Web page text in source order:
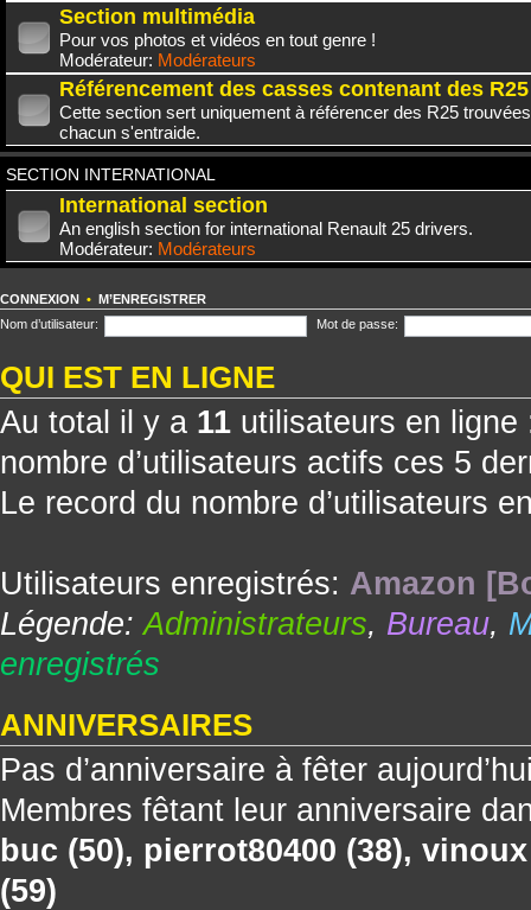
Section multimédia
Pour vos photos et vidéos en tout genre !
Modérateur: Modérateurs
Référencement des casses contenant des R25
Cette section sert uniquement à référencer des R25
chacun s'entraide.
SECTION INTERNATIONAL
International section
An english section for international Renault 25 drivers.
Modérateur: Modérateurs
CONNEXION • M’ENREGISTRER
Nom d’utilisateur:
Mot de passe:
QUI EST EN LIGNE
Au total il y a 11 utilisateurs en ligne
nombre d’utilisateurs actifs ces 5
Le record du nombre d’utilisateurs
Utilisateurs enregistrés: Amazon
Légende:Administrateurs, Bureau,
enregistrés
ANNIVERSAIRES
Pas d’anniversaire à fêter
Membres fêtant leur anniversaire
buc (50), pierrot80400 (38), vinoux
(59)